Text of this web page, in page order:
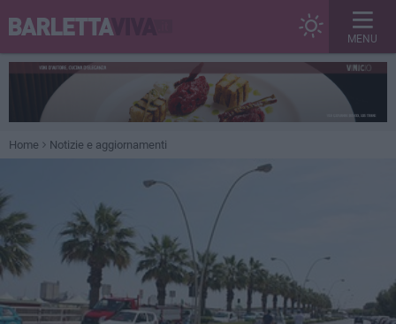
MENU
Home Notizie e aggiornamenti